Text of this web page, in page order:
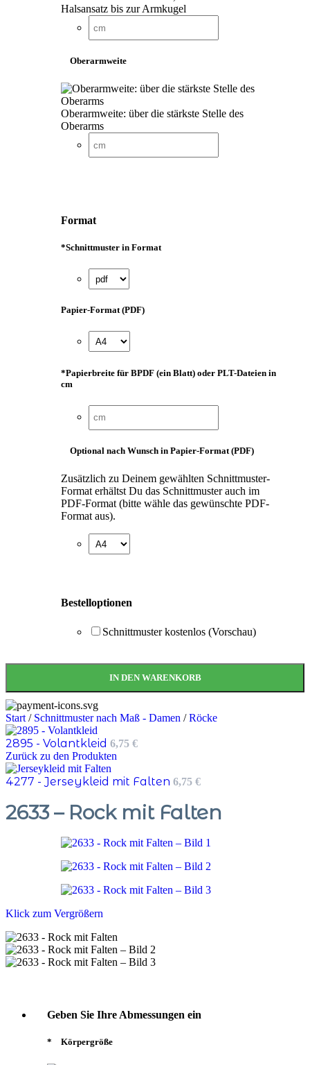
Halsansatz bis zur Armkugel
Oberarmweite
Oberarmweite: über die stärkste Stelle des
Oberarms
Format
*Schnittmuster in Format
Papier-Format (PDF)
*Papierbreite für BPDF (ein Blatt) oder PLT-Dateien in
cm
Optional nach Wunsch in Papier-Format (PDF)
Zusätzlich zu Deinem gewählten Schnittmuster-
Format erhältst Du das Schnittmuster auch im
PDF-Format (bitte wähle das gewünschte PDF-
Format aus).
Bestelloptionen
Schnittmuster kostenlos (Vorschau)
IN DEN WARENKORB
Start / Schnittmuster nach Maß - Damen / Röcke
2895 - Volantkleid 6,75 €
Zurück zu den Produkten
4277 - Jerseykleid mit Falten 6,75 €
2633 – Rock mit Falten
Klick zum Vergrößern
Geben Sie Ihre Abmessungen ein
* Körpergröße